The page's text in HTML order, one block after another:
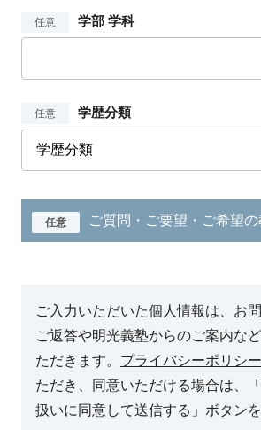
任意 学部 学科
任意 学歴分類
任意 ご質問・ご要望・ご希望
ご入力いただいた個人情報は、お
ご返答や明光義塾からのご案内な
ただきます。 プライバシーポリシー
ただき、同意いただける場合は、
扱いに同意して送信する」ボタン